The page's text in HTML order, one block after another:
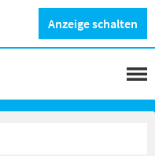
Anzeige schalten